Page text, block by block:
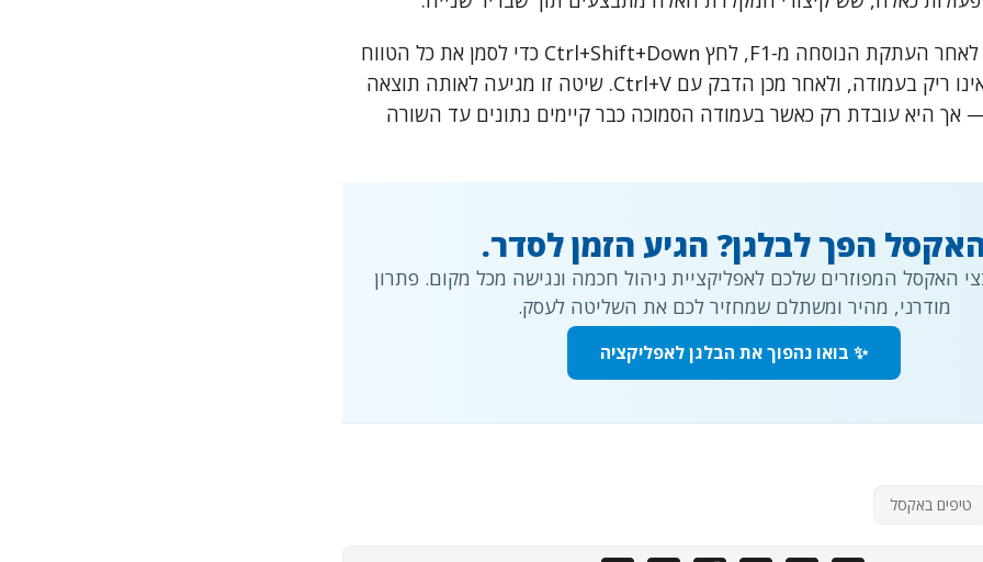
חלופה קצרה יותר: לאחר העתקת הנוסחה מ-F1, לחץ Ctrl+Shift+Down כדי לסמן את כל הטווח
עד לתא האחרון שאינו ריק בעמודה, ולאחר מכן הדבק עם Ctrl+V. שיטה זו מגיעה לאותה תוצאה
— אך היא עובדת רק כאשר בעמודה הסמוכה כבר קיימים נתונים עד השורה
הפך לבלגן? הגיע הזמן לסדר.
האקסל המפוזרים שלכם לאפליקציית ניהול חכמה ונגישה מכל מקום. פתרון
מודרני, מהיר ומשתלם שמחזיר לכם את השליטה לעסק.
✨ בואו נהפוך את הבלגן לאפליקציה
טיפים באקסל